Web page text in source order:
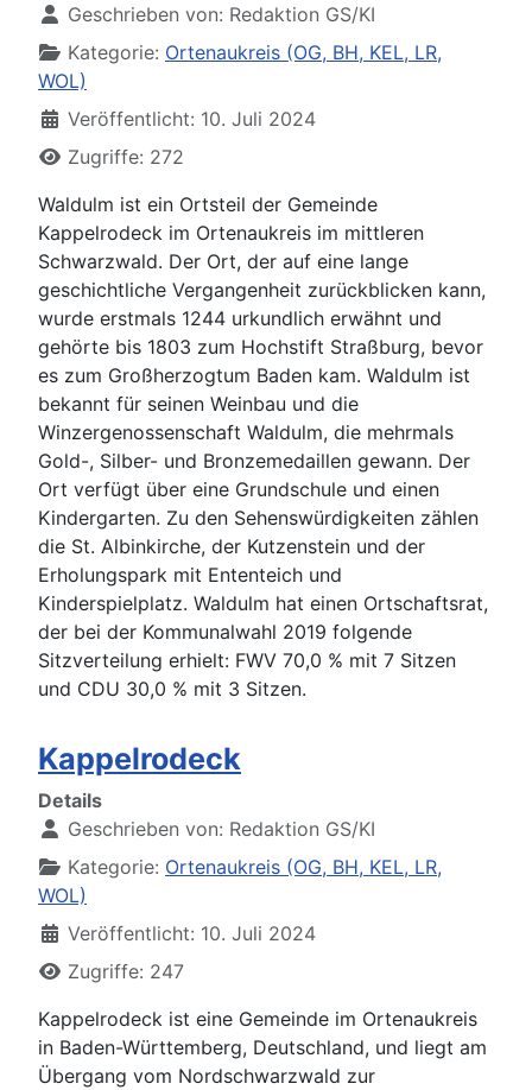
Geschrieben von: Redaktion GS/KI
Kategorie: Ortenaukreis (OG, BH, KEL, LR,
WOL)
Veröffentlicht: 10. Juli 2024
Zugriffe: 272
Waldulm ist ein Ortsteil der Gemeinde
Kappelrodeck im Ortenaukreis im mittleren
Schwarzwald. Der Ort, der auf eine lange
geschichtliche Vergangenheit zurückblicken kann,
wurde erstmals 1244 urkundlich erwähnt und
gehörte bis 1803 zum Hochstift Straßburg, bevor
es zum Großherzogtum Baden kam. Waldulm ist
bekannt für seinen Weinbau und die
Winzergenossenschaft Waldulm, die mehrmals
Gold-, Silber- und Bronzemedaillen gewann. Der
Ort verfügt über eine Grundschule und einen
Kindergarten. Zu den Sehenswürdigkeiten zählen
die St. Albinkirche, der Kutzenstein und der
Erholungspark mit Ententeich und
Kinderspielplatz. Waldulm hat einen Ortschaftsrat,
der bei der Kommunalwahl 2019 folgende
Sitzverteilung erhielt: FWV 70,0 % mit 7 Sitzen
und CDU 30,0 % mit 3 Sitzen.
Kappelrodeck
Details
Geschrieben von: Redaktion GS/KI
Kategorie: Ortenaukreis (OG, BH, KEL, LR,
WOL)
Veröffentlicht: 10. Juli 2024
Zugriffe: 247
Kappelrodeck ist eine Gemeinde im Ortenaukreis
in Baden-Württemberg, Deutschland, und liegt am
Übergang vom Nordschwarzwald zur